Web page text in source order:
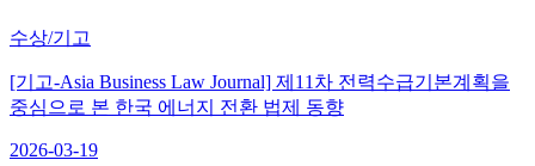
수상/기고
[기고-Asia Business Law Journal] 제11차 전력수급기본계획을
중심으로 본 한국 에너지 전환 법제 동향
2026-03-19